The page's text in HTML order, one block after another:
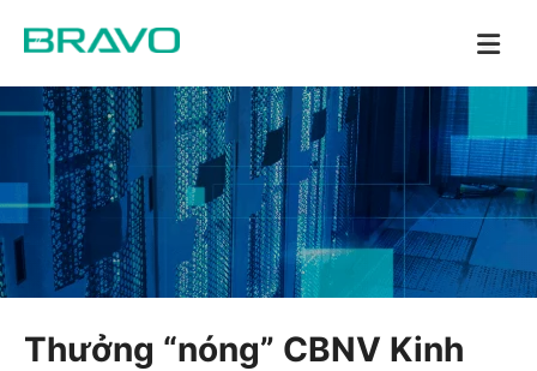
Thưởng “nóng” CBNV Kinh